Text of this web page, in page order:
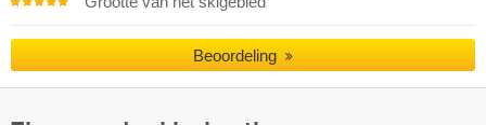
Beoordeling